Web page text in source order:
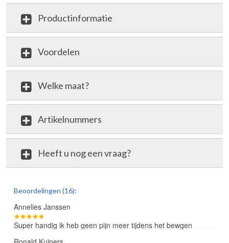
Productinformatie
Voordelen
Welke maat?
Artikelnummers
Heeft u nog een vraag?
Beoordelingen (16):
Annelies Janssen
Super handig ik heb geen pijn meer tijdens het bewgen